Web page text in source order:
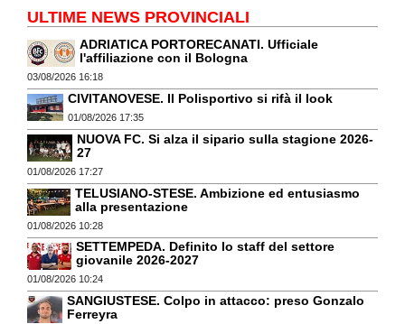
ULTIME NEWS PROVINCIALI
ADRIATICA PORTORECANATI. Ufficiale
l'affiliazione con il Bologna
03/08/2026 16:18
CIVITANOVESE. Il Polisportivo si rifà il look
01/08/2026 17:35
NUOVA FC. Si alza il sipario sulla stagione 2026-
27
01/08/2026 17:27
TELUSIANO-STESE. Ambizione ed entusiasmo
alla presentazione
01/08/2026 10:28
SETTEMPEDA. Definito lo staff del settore
giovanile 2026-2027
01/08/2026 10:24
SANGIUSTESE. Colpo in attacco: preso Gonzalo
Ferreyra